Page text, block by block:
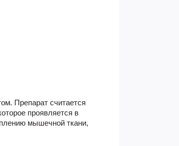
Препарат считается
проявляется в
мышечной ткани,